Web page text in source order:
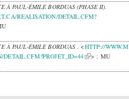
À PAUL-ÉMILE BORDUAS (PHASE II).
REALISATION/DETAIL.CFM?
À PAUL-ÉMILE BORDUAS.<HTTP://
DETAIL.CFM?PROJET_ID=44
> : MU